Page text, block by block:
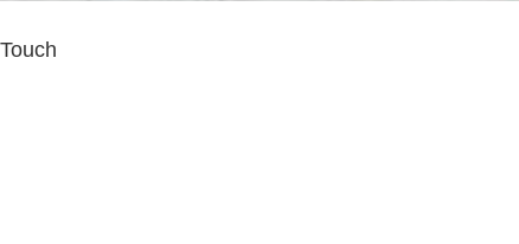
Touch